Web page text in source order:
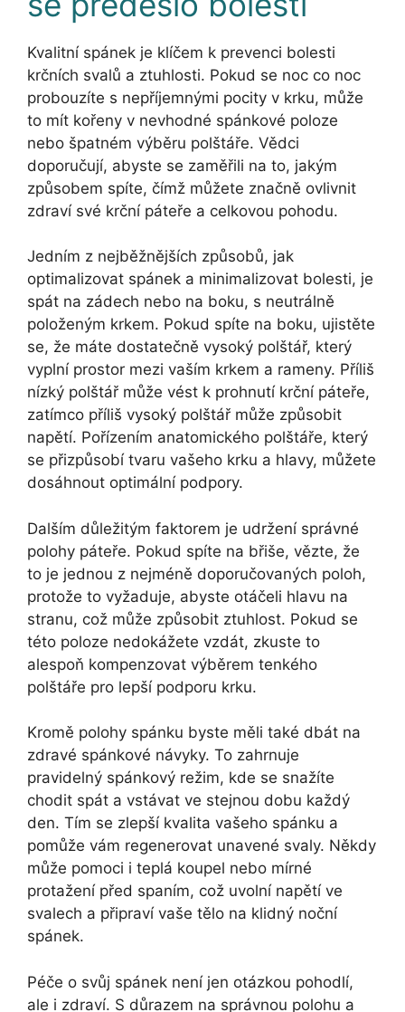
Kvalitní spánek je klíčem k prevenci bolesti
krčních svalů a ztuhlosti. Pokud se noc co noc
probouzíte s nepříjemnými pocity v krku, může
to mít kořeny v nevhodné spánkové poloze
nebo špatném výběru polštáře. Vědci
doporučují, abyste se zaměřili na to, jakým
způsobem spíte, čímž můžete značně ovlivnit
zdraví své krční páteře a celkovou pohodu.
Jedním z nejběžnějších způsobů, jak
optimalizovat spánek a minimalizovat bolesti, je
spát na zádech nebo na boku, s neutrálně
položeným krkem. Pokud spíte na boku, ujistěte
se, že máte dostatečně vysoký polštář, který
vyplní prostor mezi vaším krkem a rameny. Příliš
nízký polštář může vést k prohnutí krční páteře,
zatímco příliš vysoký polštář může způsobit
napětí. Pořízením anatomického polštáře, který
se přizpůsobí tvaru vašeho krku a hlavy, můžete
dosáhnout optimální podpory.
Dalším důležitým faktorem je udržení správné
polohy páteře. Pokud spíte na břiše, vězte, že
to je jednou z nejméně doporučovaných poloh,
protože to vyžaduje, abyste otáčeli hlavu na
stranu, což může způsobit ztuhlost. Pokud se
této poloze nedokážete vzdát, zkuste to
alespoň kompenzovat výběrem tenkého
polštáře pro lepší podporu krku.
Kromě polohy spánku byste měli také dbát na
zdravé spánkové návyky. To zahrnuje
pravidelný spánkový režim, kde se snažíte
chodit spát a vstávat ve stejnou dobu každý
den. Tím se zlepší kvalita vašeho spánku a
pomůže vám regenerovat unavené svaly. Někdy
může pomoci i teplá koupel nebo mírné
protažení před spaním, což uvolní napětí ve
svalech a připraví vaše tělo na klidný noční
spánek.
Péče o svůj spánek není jen otázkou pohodlí,
ale i zdraví. S důrazem na správnou polohu a